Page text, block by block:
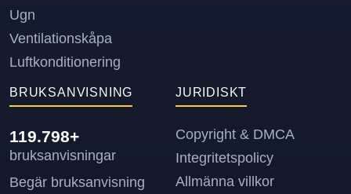
Ugn
Ventilationskåpa
Luftkonditionering
BRUKSANVISNING
119.798+
bruksanvisningar
Begär bruksanvisning
JURIDISKT
Copyright & DMCA
Integritetspolicy
Allmänna villkor